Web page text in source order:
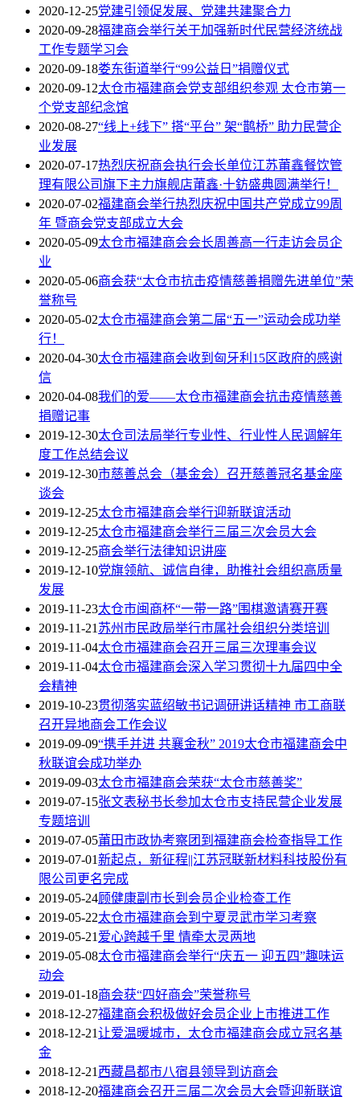
2020-12-25党建引领促发展、党建共建聚合力
2020-09-28福建商会举行关于加强新时代民营经济统战
工作专题学习会
2020-09-18娄东街道举行“99公益日”捐赠仪式
2020-09-12太仓市福建商会党支部组织参观 太仓市第一
个党支部纪念馆
2020-08-27“线上+线下” 搭“平台” 架“鹊桥” 助力民营企
业发展
2020-07-17热烈庆祝商会执行会长单位江苏莆鑫餐饮管
理有限公司旗下主力旗舰店莆鑫·十鈁盛典圆满举行！
2020-07-02福建商会举行热烈庆祝中国共产党成立99周
年 暨商会党支部成立大会
2020-05-09太仓市福建商会会长周善高一行走访会员企
业
2020-05-06商会获“太仓市抗击疫情慈善捐赠先进单位”荣
誉称号
2020-05-02太仓市福建商会第二届“五一”运动会成功举
行！
2020-04-30太仓市福建商会收到匈牙利15区政府的感谢
信
2020-04-08我们的爱——太仓市福建商会抗击疫情慈善
捐赠记事
2019-12-30太仓司法局举行专业性、行业性人民调解年
度工作总结会议
2019-12-30市慈善总会（基金会）召开慈善冠名基金座
谈会
2019-12-25太仓市福建商会举行迎新联谊活动
2019-12-25太仓市福建商会举行三届三次会员大会
2019-12-25商会举行法律知识讲座
2019-12-10党旗领航、诚信自律，助推社会组织高质量
发展
2019-11-23太仓市闽商杯“一带一路”围棋邀请赛开赛
2019-11-21苏州市民政局举行市属社会组织分类培训
2019-11-04太仓市福建商会召开三届三次理事会议
2019-11-04太仓市福建商会深入学习贯彻十九届四中全
会精神
2019-10-23贯彻落实蓝绍敏书记调研讲话精神 市工商联
召开异地商会工作会议
2019-09-09“携手并进 共襄金秋” 2019太仓市福建商会中
秋联谊会成功举办
2019-09-03太仓市福建商会荣获“太仓市慈善奖”
2019-07-15张文表秘书长参加太仓市支持民营企业发展
专题培训
2019-07-05莆田市政协考察团到福建商会检查指导工作
2019-07-01新起点，新征程||江苏冠联新材料科技股份有
限公司更名完成
2019-05-24顾健康副市长到会员企业检查工作
2019-05-22太仓市福建商会到宁夏灵武市学习考察
2019-05-21爱心跨越千里 情牵太灵两地
2019-05-08太仓市福建商会举行“庆五一 迎五四”趣味运
动会
2019-01-18商会获“四好商会”荣誉称号
2018-12-27福建商会积极做好会员企业上市推进工作
2018-12-21让爱温暖城市，太仓市福建商会成立冠名基
金
2018-12-21西藏昌都市八宿县领导到访商会
2018-12-20福建商会召开三届二次会员大会暨迎新联谊